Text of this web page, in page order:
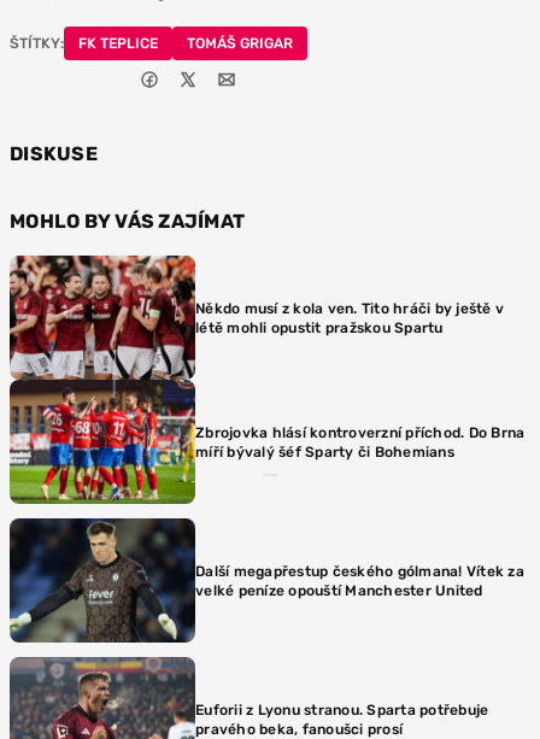
ŠTÍTKY: FK TEPLICE TOMÁŠ GRIGAR
DISKUSE
MOHLO BY VÁS ZAJÍMAT
Někdo musí z kola ven. Tito hráči by ještě v
létě mohli opustit pražskou Spartu
Zbrojovka hlásí kontroverzní příchod. Do Brna
míří bývalý šéf Sparty či Bohemians
Další megapřestup českého gólmana! Vítek za
velké peníze opouští Manchester United
Euforii z Lyonu stranou. Sparta potřebuje
pravého beka, fanoušci prosí